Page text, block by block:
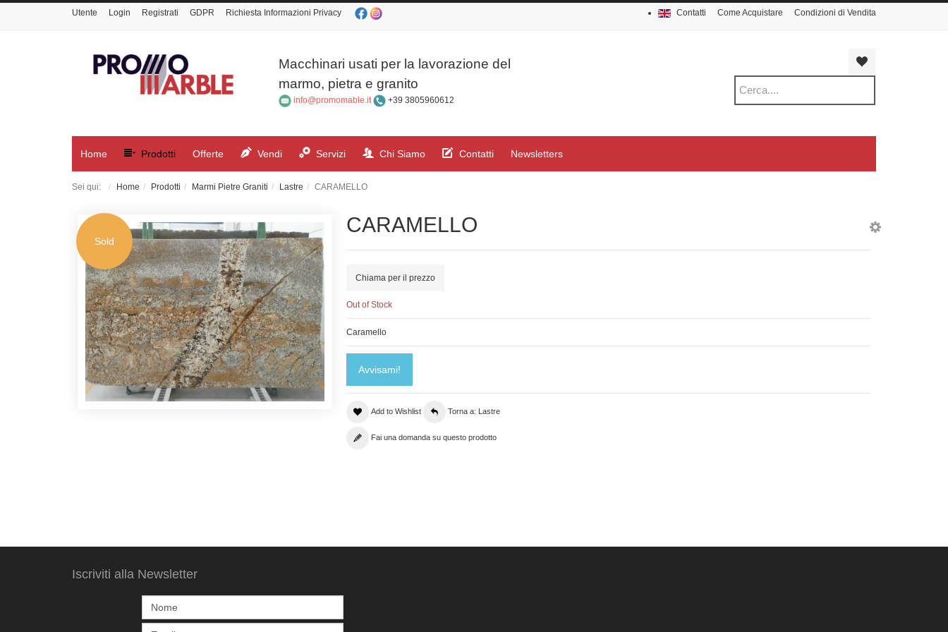
Utente Login Registrati GDPR Richiesta Informazioni Privacy Contatti Come Acquistare Condizioni di Vendita
Macchinari usati per la lavorazione del
marmo, pietra e granito
info@promomable.it +39 3805960612
Home Prodotti Offerte Vendi Servizi Chi Siamo Contatti Newsletters
Sei qui: Home Prodotti Marmi Pietre Graniti Lastre CARAMELLO
Sold
CARAMELLO
Chiama per il prezzo
Out of Stock
Caramello
Avvisami!
Add to Wishlist Torna a: Lastre
Fai una domanda su questo prodotto
Iscriviti alla Newsletter